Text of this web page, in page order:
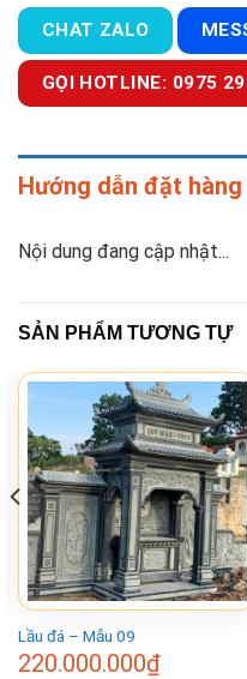
CHAT ZALO
GỌI HOTLINE: 0975
Hướng dẫn đặt hàng
Nội dung đang cập nhật...
SẢN PHẨM TƯƠNG TỰ
Lầu đá – Mẫu 09
220.000.000₫